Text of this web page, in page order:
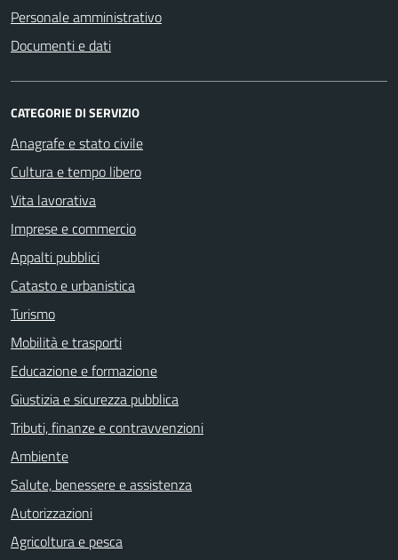
Personale amministrativo
Documenti e dati
CATEGORIE DI SERVIZIO
Anagrafe e stato civile
Cultura e tempo libero
Vita lavorativa
Imprese e commercio
Appalti pubblici
Catasto e urbanistica
Turismo
Mobilità e trasporti
Educazione e formazione
Giustizia e sicurezza pubblica
Tributi, finanze e contravvenzioni
Ambiente
Salute, benessere e assistenza
Autorizzazioni
Agricoltura e pesca